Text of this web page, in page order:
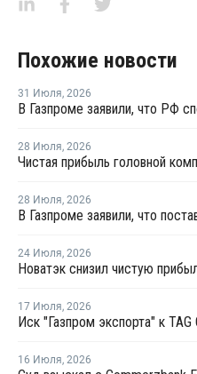
Похожие новости
31 Июля, 2026
28 Июля, 2026
28 Июля, 2026
24 Июля, 2026
17 Июля, 2026
Иск "Газпром экспорта" к
16 Июля, 2026